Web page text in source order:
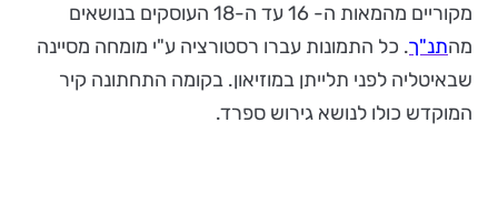
מקוריים מהמאות ה- 16 עד ה-18 העוסקים בנושאים
מהתנ"ך. כל התמונות עברו רסטורציה ע"י מומחה מסיינה
שבאיטליה לפני תלייתן במוזיאון. בקומה התחתונה קיר
המוקדש כולו לנושא גירוש ספרד.